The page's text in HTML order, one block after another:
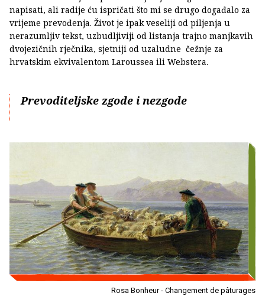
napisati, ali radije ću ispričati što mi se drugo događalo za
vrijeme prevođenja. Život je ipak veseliji od piljenja u
nerazumljiv tekst, uzbudljiviji od listanja trajno manjkavih
dvojezičnih rječnika, sjetniji od uzaludne čežnje za
hrvatskim ekvivalentom Laroussea ili Webstera.
Prevoditeljske zgode i nezgode
Rosa Bonheur - Changement de pâturages